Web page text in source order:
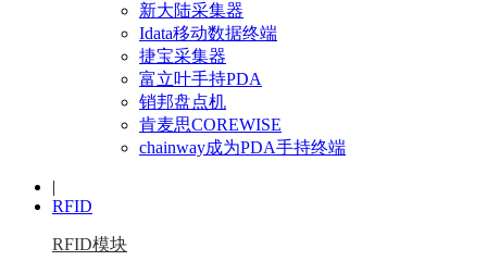
新大陆采集器
Idata移动数据终端
捷宝采集器
富立叶手持PDA
销邦盘点机
肯麦思COREWISE
chainway成为PDA手持终端
|
RFID
RFID模块